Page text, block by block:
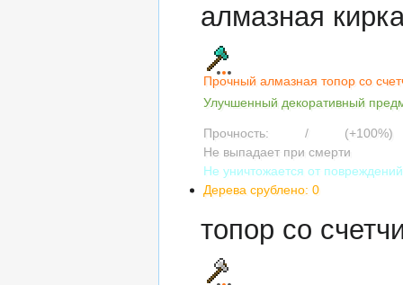
алмазная
Прочный алмазная топор со
Улучшенный декоративный
Прочность: /
(+100%)
Не выпадает при смерти
Не уничтожается от повреждений
Дерева срублено: 0
топор со